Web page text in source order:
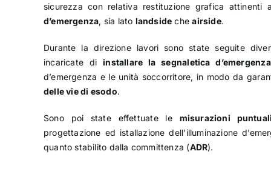
sicurezza con relativa restituzione grafica attinenti
d’emergenza, sia lato landside cheairside.
Durante la direzione lavori sono state seguite
incaricate diinstallare la segnaletica
d’emergenza e le unità soccorritore, in modo da
delle vie di esodo.
Sono poi state effettuate le misurazioni puntuali
progettazione ed istallazione dell’illuminazione
quanto stabilito dalla committenza (ADR).